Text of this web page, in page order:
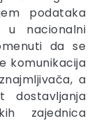
podataka
nacionalni
da se
komunikacija
a
dostavljanja
zajednica